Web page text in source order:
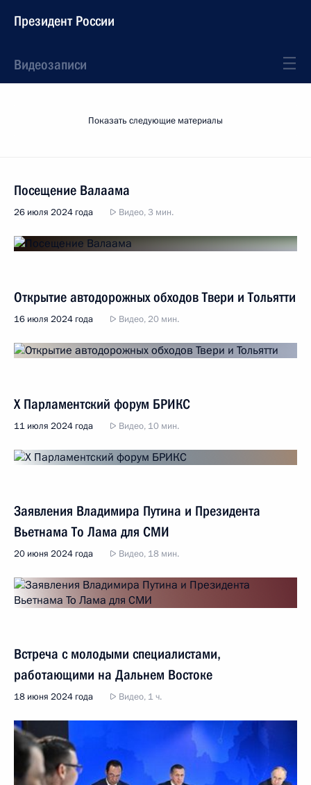
Президент России
Видеозаписи
Показать следующие материалы
Посещение Валаама
26 июля 2024 года Видео, 3 мин.
Открытие автодорожных обходов Твери и Тольятти
16 июля 2024 года Видео, 20 мин.
X Парламентский форум БРИКС
11 июля 2024 года Видео, 10 мин.
Заявления Владимира Путина и Президента
Вьетнама То Лама для СМИ
20 июня 2024 года Видео, 18 мин.
Встреча с молодыми специалистами,
работающими на Дальнем Востоке
18 июня 2024 года Видео, 1 ч.